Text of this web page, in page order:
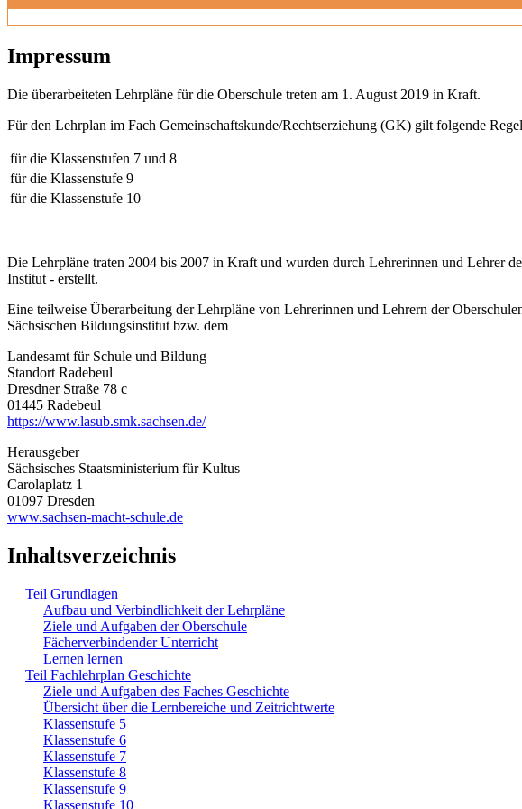
Impressum
Die überarbeiteten Lehrpläne für die Oberschule treten am 1. August 2019 in Kraft.
Für den Lehrplan im Fach Gemeinschaftskunde/Rechtserziehung (GK) gilt folgende
für die Klassenstufen 7 und 8
für die Klassenstufe 9
für die Klassenstufe 10
Die Lehrpläne traten 2004 bis 2007 in Kraft und wurden durch Lehrerinnen und Lehrer
Institut - erstellt.
Eine teilweise Überarbeitung der Lehrpläne von Lehrerinnen und Lehrern der
Sächsischen Bildungsinstitut bzw. dem
Landesamt für Schule und Bildung
Standort Radebeul
Dresdner Straße 78 c
01445 Radebeul
https://www.lasub.smk.sachsen.de/
Herausgeber
Sächsisches Staatsministerium für Kultus
Carolaplatz 1
01097 Dresden
www.sachsen-macht-schule.de
Inhaltsverzeichnis
Teil Grundlagen
Aufbau und Verbindlichkeit der Lehrpläne
Ziele und Aufgaben der Oberschule
Fächerverbindender Unterricht
Lernen lernen
Teil Fachlehrplan Geschichte
Ziele und Aufgaben des Faches Geschichte
Übersicht über die Lernbereiche und Zeitrichtwerte
Klassenstufe 5
Klassenstufe 6
Klassenstufe 7
Klassenstufe 8
Klassenstufe 9
Klassenstufe 10